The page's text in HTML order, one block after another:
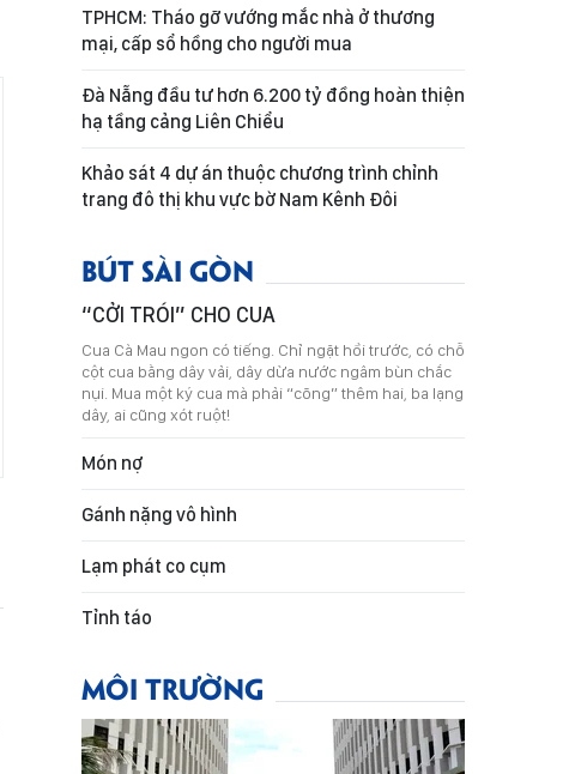
TPHCM: Tháo gỡ vướng mắc nhà ở thương
mại, cấp sổ hồng cho người mua
Đà Nẵng đầu tư hơn 6.200 tỷ đồng hoàn thiện
hạ tầng cảng Liên Chiểu
Khảo sát 4 dự án thuộc chương trình chỉnh
trang đô thị khu vực bờ Nam Kênh Đôi
BÚT SÀI GÒN
“CỞI TRÓI” CHO CUA
Cua Cà Mau ngon có tiếng. Chỉ ngặt hồi trước, có chỗ
cột cua bằng dây vải, dây dừa nước ngâm bùn chắc
nụi. Mua một ký cua mà phải “cõng” thêm hai, ba lạng
dây, ai cũng xót ruột!
Món nợ
Gánh nặng vô hình
Lạm phát co cụm
Tỉnh táo
MÔI TRƯỜNG